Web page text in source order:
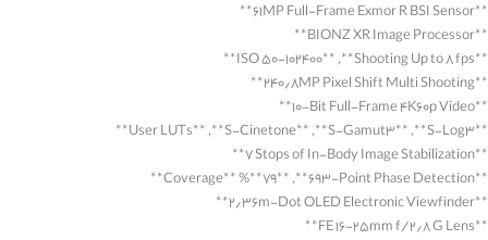
**۶۱MP Full-Frame Exmor R BSI Sensor**
**
BIONZ XR Image Processor
**
**Shooting Up to ۸ fps**, **ISO ۵۰-۱۰۲۴۰۰**
**۲۴۰٫۸MP Pixel Shift Multi Shooting
**
**۱۰-Bit Full-Frame ۴K۶۰p Video**
**S-Log۳**, **S-Gamut۳**, **
S-Cinetone
**, **
User LUTs
**
**۷ Stops of In-Body Image Stabilization**
**۶۹۳-Point Phase Detection**, **۷۹**% **
Coverage
**
**۲٫۳۶m-Dot OLED Electronic Viewfinder
**
**FE ۱۶-۲۵mm f/۲٫۸ G Lens
**